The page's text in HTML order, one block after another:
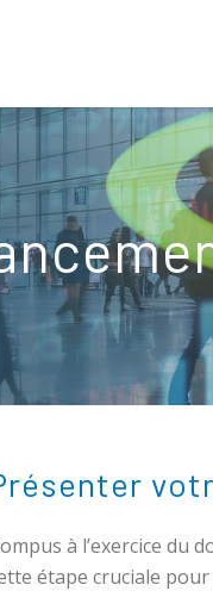
à l’exercice du
étape cruciale